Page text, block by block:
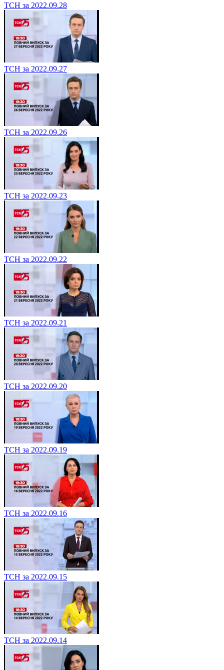
ТСН за 2022.09.28
ТСН за 2022.09.27
ТСН за 2022.09.26
ТСН за 2022.09.23
ТСН за 2022.09.22
ТСН за 2022.09.21
ТСН за 2022.09.20
ТСН за 2022.09.19
ТСН за 2022.09.16
ТСН за 2022.09.15
ТСН за 2022.09.14